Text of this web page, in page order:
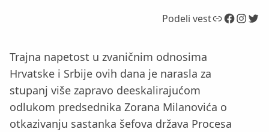
Podeli vestLink Facebook InstagramTwitter
Trajna napetost u zvaničnim odnosima
Hrvatske i Srbije ovih dana je narasla za
stupanj više zapravo deeskalirajućom
odlukom predsednika Zorana Milanovića o
otkazivanju sastanka šefova država Procesa